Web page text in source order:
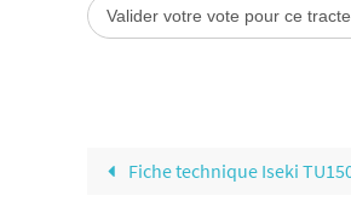
Fiche technique Iseki